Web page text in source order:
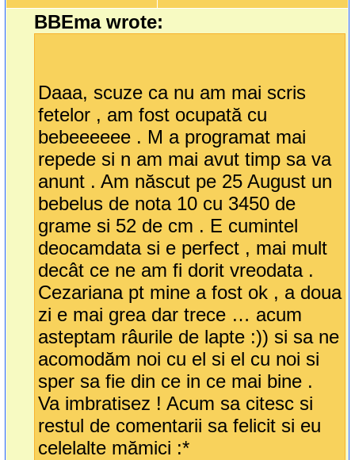
BBEma wrote:
Daaa, scuze ca nu am mai scris
fetelor , am fost ocupată cu
bebeeeeee . M a programat mai
repede si n am mai avut timp sa va
anunt . Am născut pe 25 August un
bebelus de nota 10 cu 3450 de
grame si 52 de cm . E cumintel
deocamdata si e perfect , mai mult
decât ce ne am fi dorit vreodata .
Cezariana pt mine a fost ok , a doua
zi e mai grea dar trece … acum
asteptam râurile de lapte :)) si sa ne
acomodăm noi cu el si el cu noi si
sper sa fie din ce in ce mai bine .
Va imbratisez ! Acum sa citesc si
restul de comentarii sa felicit si eu
celelalte mămici :*